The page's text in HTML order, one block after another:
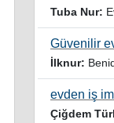
Tuba Nur:
İlknur: Benide
evden iş
Çiğdem